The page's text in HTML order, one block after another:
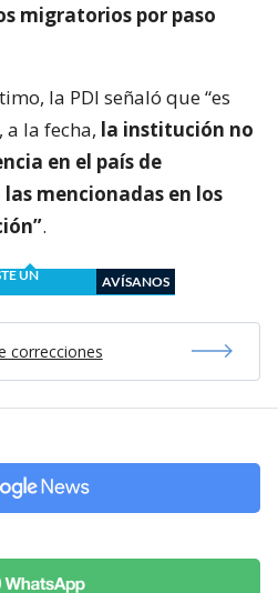
migratorios por paso
la PDI señaló que “es
a la fecha, la institución no
en el país de
mencionadas en los
.
UN
AVÍSANOS
correcciones